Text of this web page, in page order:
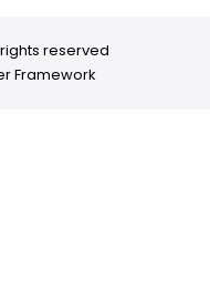
reserved
Framework